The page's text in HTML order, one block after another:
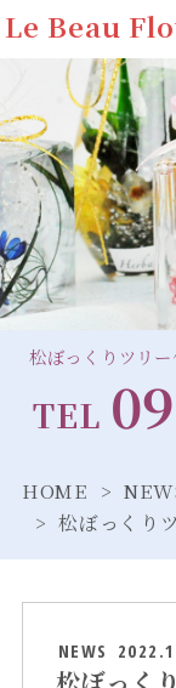
Le Beau
松ぼっくりツリ
TEL
HOME
松ぼっくり
NEWS